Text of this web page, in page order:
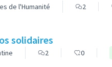
de l'Humanité
2
solidaires
2 0